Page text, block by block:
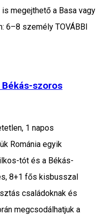
megejthető a Basa vagy
6–8 személy TOVÁBBI
szoros
1 napos
Románia egyik
tót és a Békás-
8+1 fős kisbusszal
családoknak és
megcsodálhatjuk a